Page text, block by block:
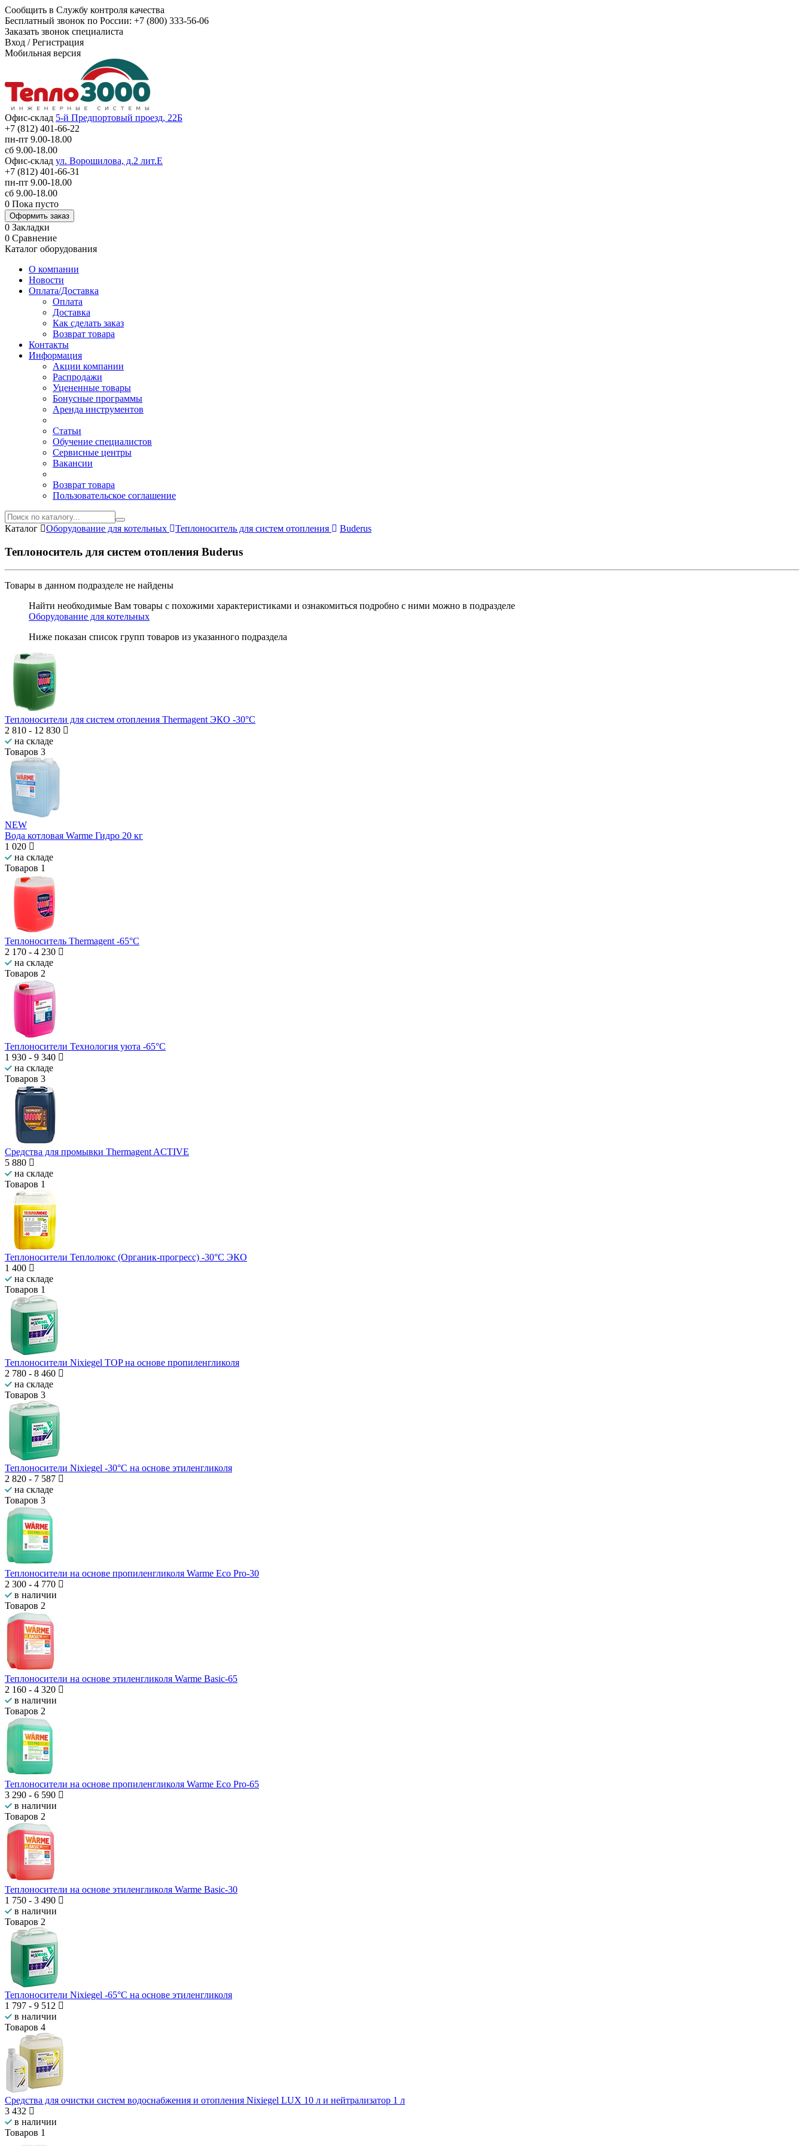
Сообщить в Службу контроля качества
Бесплатный звонок по России: +7 (800) 333-56-06
Заказать звонок специалиста
Вход /Регистрация
Мобильная версия
Офис-склад 5-й Предпортовый проезд, 22Б
+7 (812) 401-66-22
пн-пт 9.00-18.00
сб 9.00-18.00
Офис-склад ул. Ворошилова, д.2 лит.Е
+7 (812) 401-66-31
пн-пт 9.00-18.00
сб 9.00-18.00
0 Пока пусто
Оформить заказ
0 Закладки
0 Сравнение
Каталог оборудования
О компании
Новости
Оплата/Доставка
Оплата
Доставка
Как сделать заказ
Возврат товара
Контакты
Информация
Акции компании
Распродажи
Уцененные товары
Бонусные программы
Аренда инструментов
Статьи
Обучение специалистов
Сервисные центры
Вакансии
Возврат товара
Пользовательское соглашение
Каталог Оборудование для котельных Теплоноситель для систем отопления Buderus
Теплоноситель для систем отопления Buderus
Товары в данном подразделе не найдены
Найти необходимые Вам товары с похожими характеристиками и ознакомиться подробно с ними можно в подразделе
Оборудование для котельных
Ниже показан список групп товаров из указанного подраздела
Теплоносители для систем отопления Thermagent ЭКО -30°С
2 810 - 12 830
на складе
Товаров 3
NEW
Вода котловая Warme Гидро 20 кг
1 020
на складе
Товаров 1
Теплоноситель Thermagent -65°C
2 170 - 4 230
на складе
Товаров 2
Теплоносители Технология уюта -65°C
1 930 - 9 340
на складе
Товаров 3
Средства для промывки Thermagent ACTIVE
5 880
на складе
Товаров 1
Теплоносители Теплолюкс (Органик-прогресс) -30°C ЭКО
1 400
на складе
Товаров 1
Теплоносители Nixiegel TOP на основе пропиленгликоля
2 780 - 8 460
на складе
Товаров 3
Теплоносители Nixiegel -30°C на основе этиленгликоля
2 820 - 7 587
на складе
Товаров 3
Теплоносители на основе пропиленгликоля Warme Eco Pro-30
2 300 - 4 770
в наличии
Товаров 2
Теплоносители на основе этиленгликоля Warme Basic-65
2 160 - 4 320
в наличии
Товаров 2
Теплоносители на основе пропиленгликоля Warme Eco Pro-65
3 290 - 6 590
в наличии
Товаров 2
Теплоносители на основе этиленгликоля Warme Basic-30
1 750 - 3 490
в наличии
Товаров 2
Теплоносители Nixiegel -65°C на основе этиленгликоля
1 797 - 9 512
в наличии
Товаров 4
Средства для очистки систем водоснабжения и отопления Nixiegel LUX 10 л и нейтрализатор 1 л
3 432
в наличии
Товаров 1